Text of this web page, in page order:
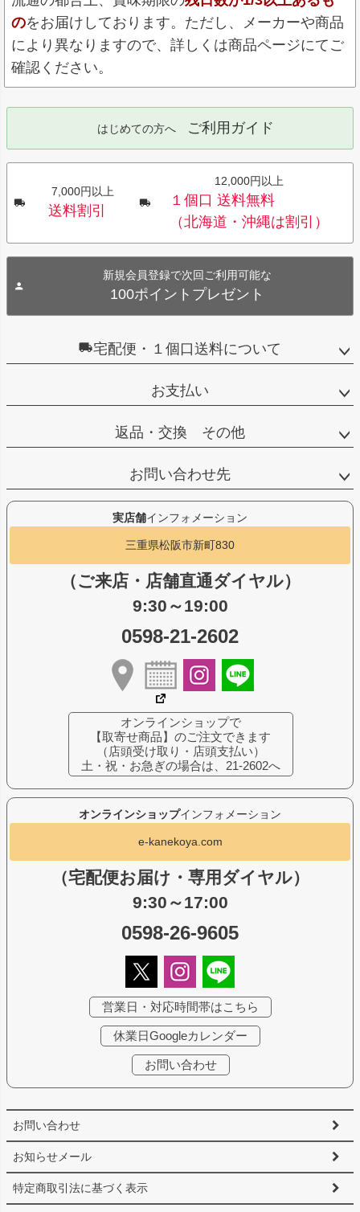
のをお届けしております。ただし、メーカーや商品
により異なりますので、詳しくは商品ページにてご
確認ください。
はじめての方へ ご利用ガイド
7,000円以上
送料割引
12,000円以上
１個口 送料無料
（北海道・沖縄は割引）
新規会員登録で次回ご利用可能な
100ポイントプレゼント
宅配便・１個口送料について
お支払い
返品・交換 その他
お問い合わせ先
お問い合わせ
お知らせメール
特定商取引法に基づく表示
オンラインショップインフォメーション
e-kanekoya.com
（宅配便お届け・専用ダイヤル）
9:30～17:00
0598-26-9605
営業日・対応時間帯はこちら
休業日Googleカレンダー
お問い合わせ
実店舗インフォメーション
三重県松阪市新町830
（ご来店・店舗直通ダイヤル）
9:30～19:00
0598-21-2602
オンラインショップで
【取寄せ商品】のご注文できます
（店頭受け取り・店頭支払い）
土・祝・お急ぎの場合は、21-2602へ